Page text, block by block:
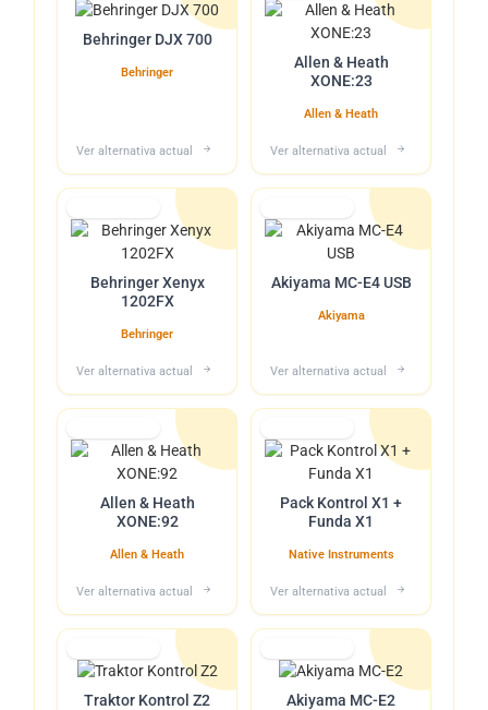
Behringer DJX 700
Behringer
Ver alternativa actual
Allen & Heath
XONE:23
Allen & Heath
Ver alternativa actual
Behringer Xenyx
1202FX
Behringer
Ver alternativa actual
Akiyama MC-E4 USB
Akiyama
Ver alternativa actual
Allen & Heath
XONE:92
Allen & Heath
Ver alternativa actual
Pack Kontrol X1 +
Funda X1
Native Instruments
Ver alternativa actual
Traktor Kontrol Z2 Akiyama MC-E2